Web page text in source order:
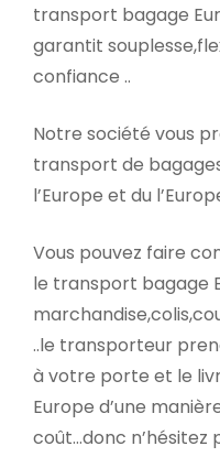
transport bagage
garantit
confiance ..
Notre société vous
transport de
l’Europe et du
Vous pouvez faire
le transport bagage
..le transporteur
à votre porte et le
Europe d’une
coût…donc n’hésitez